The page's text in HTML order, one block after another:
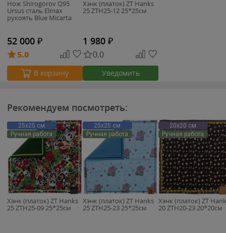
Нож Shirogorov Q95
Ursus сталь Elmax
рукоять Blue Micarta
52 000 ₽
5.0
В корзину
Хэнк (платок) ZT Hanks
25 ZTH25-12 25*25см
1 980 ₽
0.0
Уведомить
Рекомендуем посмотреть:
25х25 см
Ручная работа
Хэнк (платок) ZT Hanks
25 ZTH25-09 25*25см
25х25 см
Ручная работа
Хэнк (платок) ZT Hanks
25 ZTH25-23 25*25см
20х20 см
Ручная работа
Хэнк (платок) ZT
20 ZTH20-23 20*20см